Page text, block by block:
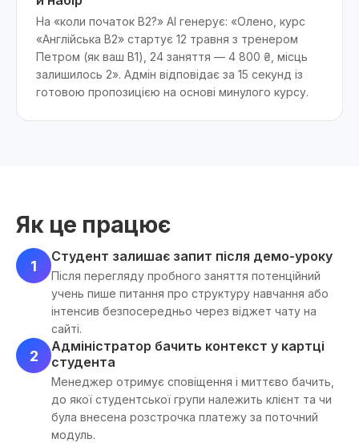
На «коли початок B2?» AI генерує: «Олено, курс
«Англійська B2» стартує 12 травня з тренером
Петром (як ваш B1), 24 заняття — 4 800 ₴, місць
залишилось 2». Адмін відповідає за 15 секунд із
готовою пропозицією на основі минулого курсу.
Як це працює
1
Студент залишає запит після демо-уроку
Після перегляду пробного заняття потенційний
учень пише питання про структуру навчання або
інтенсив безпосередньо через віджет чату на
сайті.
2
Адміністратор бачить контекст у картці
студента
Менеджер отримує сповіщення і миттєво бачить,
до якої студентської групи належить клієнт та чи
була внесена розстрочка платежу за поточний
модуль.